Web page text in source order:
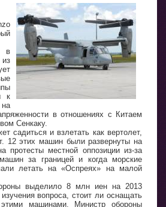
в
к
в отношениях с Китаем
Сенкаку.
садиться и взлетать как вертолет,
12 этих машин были развернуты на
протесты местной оппозиции из-за
за границей и когда морские
летать на «Оспреях» на малой
выделило 8 млн иен на 2013
вопроса, стоит ли оснащать
машинами. Министр обороны